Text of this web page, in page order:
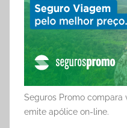
Seguros Promo compara
emite apólice on-line.